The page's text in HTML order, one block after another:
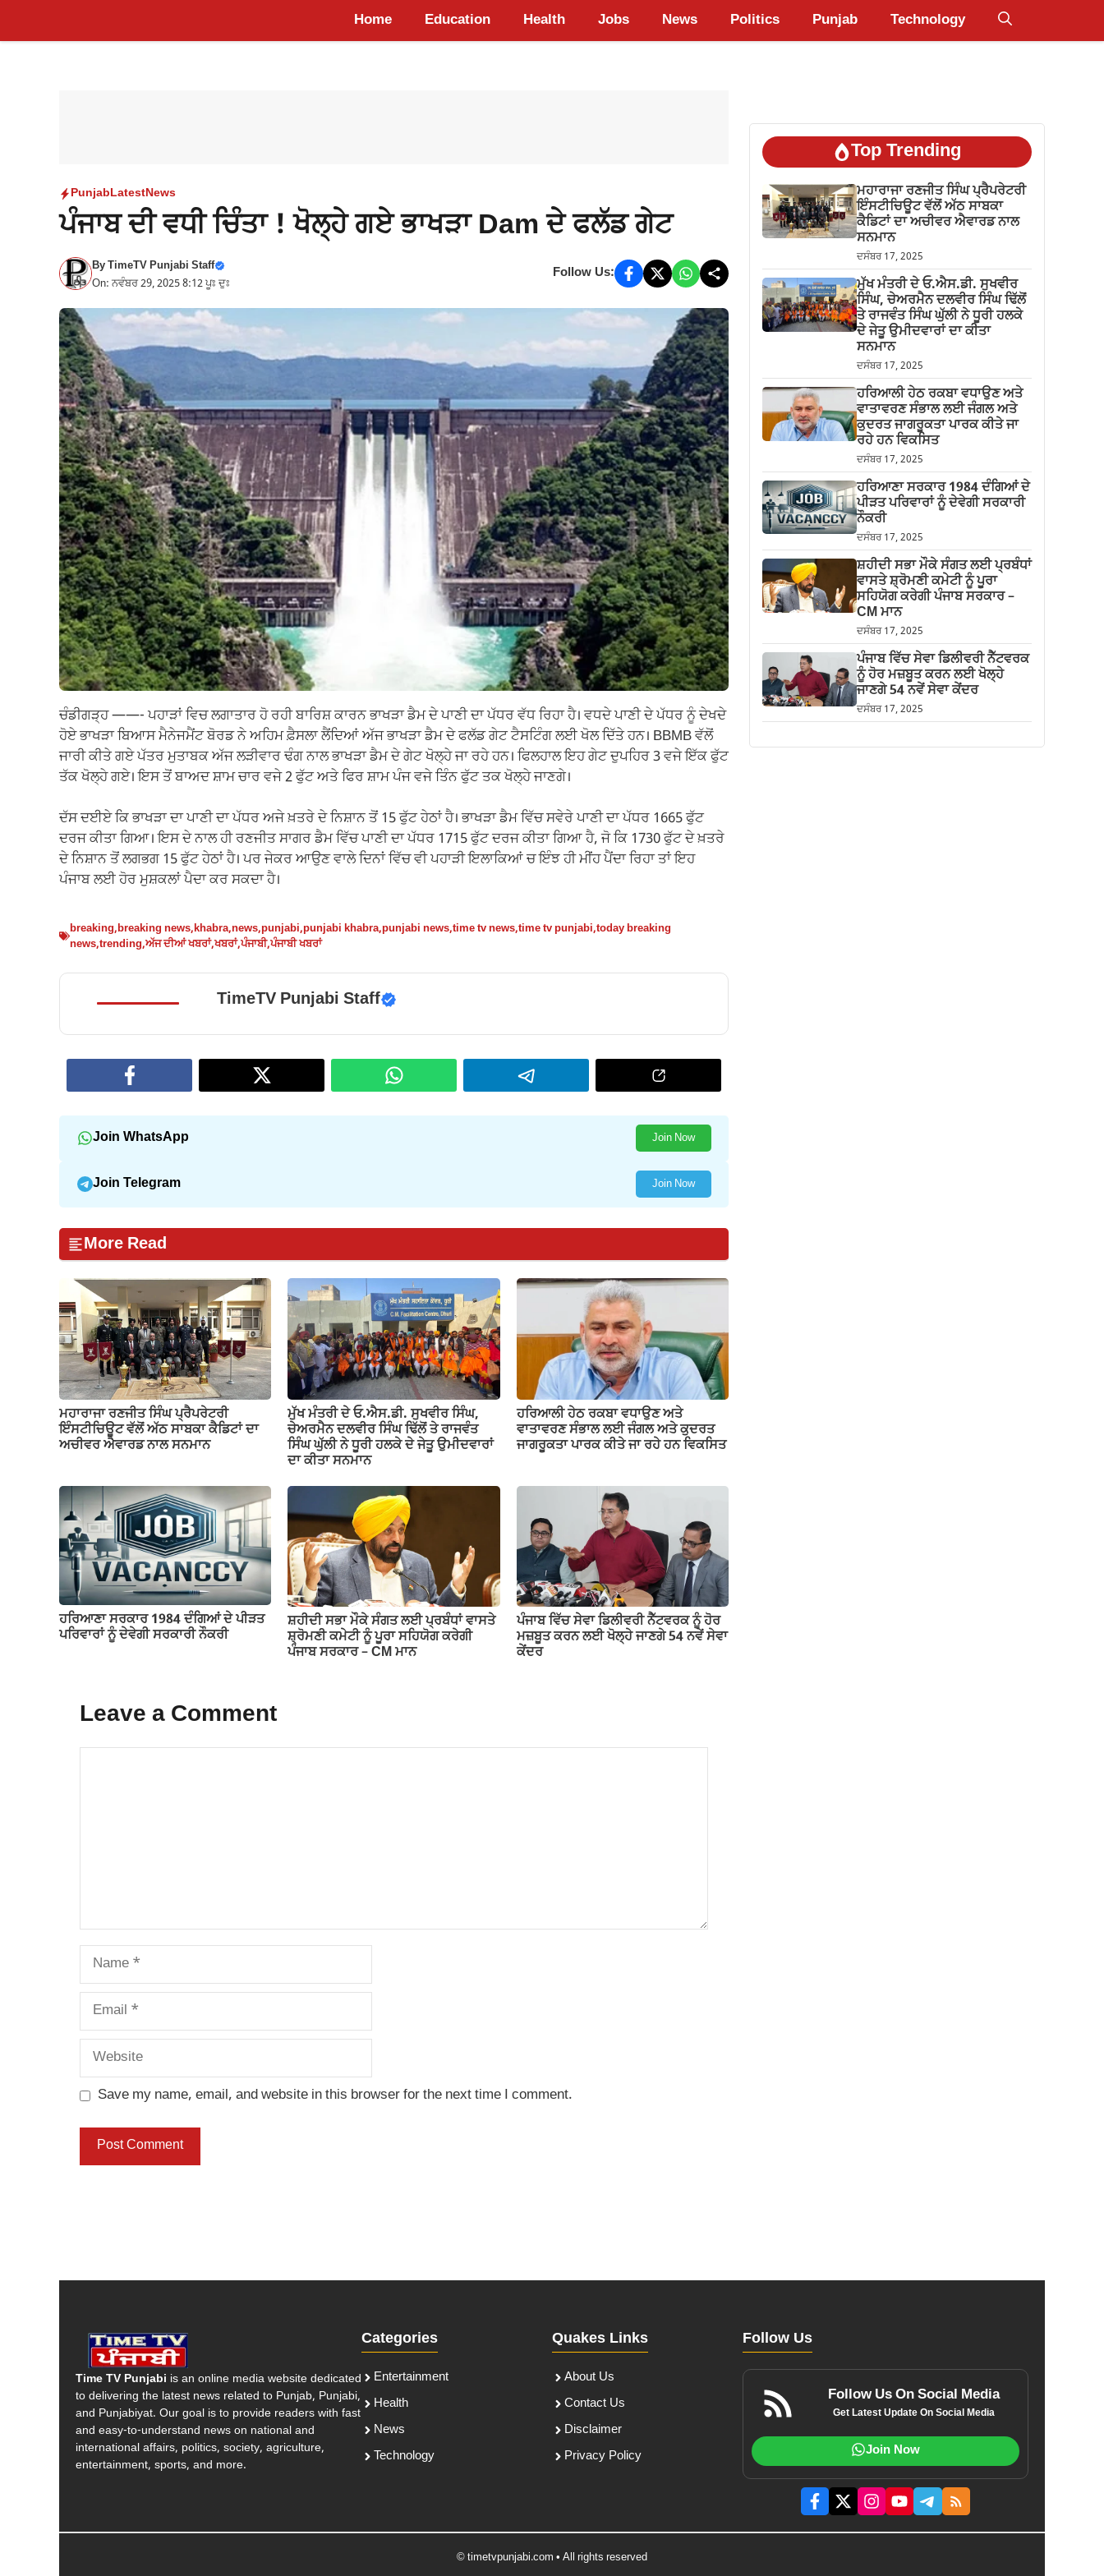
Home Education Health Jobs News Politics Punjab Technology
PunjabLatestNews
ਪੰਜਾਬ ਦੀ ਵਧੀ ਚਿੰਤਾ ! ਖੋਲ੍ਹੇ ਗਏ ਭਾਖੜਾ Dam ਦੇ ਫਲੱਡ ਗੇਟ
ByTimeTV Punjabi Staff
On: ਨਵੰਬਰ 29, 2025 8:12 ਪੂਃ ਦੁਃ
Follow Us:
ਚੰਡੀਗੜ੍ਹ ——- ਪਹਾੜਾਂ ਵਿਚ ਲਗਾਤਾਰ ਹੋ ਰਹੀ ਬਾਰਿਸ਼ ਕਾਰਨ ਭਾਖੜਾ ਡੈਮ ਦੇ ਪਾਣੀ ਦਾ ਪੱਧਰ ਵੱਧ ਰਿਹਾ ਹੈ। ਵਧਦੇ ਪਾਣੀ ਦੇ ਪੱਧਰ ਨੂੰ ਦੇਖਦੇ
ਹੋਏ ਭਾਖੜਾ ਬਿਆਸ ਮੈਨੇਜਮੈਂਟ ਬੋਰਡ ਨੇ ਅਹਿਮ ਫ਼ੈਸਲਾ ਲੈਂਦਿਆਂ ਅੱਜ ਭਾਖੜਾ ਡੈਮ ਦੇ ਫਲੱਡ ਗੇਟ ਟੈਸਟਿੰਗ ਲਈ ਖੋਲ ਦਿੱਤੇ ਹਨ। BBMB ਵੱਲੋਂ
ਜਾਰੀ ਕੀਤੇ ਗਏ ਪੱਤਰ ਮੁਤਾਬਕ ਅੱਜ ਲੜੀਵਾਰ ਢੰਗ ਨਾਲ ਭਾਖੜਾ ਡੈਮ ਦੇ ਗੇਟ ਖੋਲ੍ਹੇ ਜਾ ਰਹੇ ਹਨ। ਫਿਲਹਾਲ ਇਹ ਗੇਟ ਦੁਪਹਿਰ 3 ਵਜੇ ਇੱਕ ਫੁੱਟ
ਤੱਕ ਖੋਲ੍ਹੇ ਗਏ। ਇਸ ਤੋਂ ਬਾਅਦ ਸ਼ਾਮ ਚਾਰ ਵਜੇ 2 ਫੁੱਟ ਅਤੇ ਫਿਰ ਸ਼ਾਮ ਪੰਜ ਵਜੇ ਤਿੰਨ ਫੁੱਟ ਤਕ ਖੋਲ੍ਹੇ ਜਾਣਗੇ।
ਦੱਸ ਦਈਏ ਕਿ ਭਾਖੜਾ ਦਾ ਪਾਣੀ ਦਾ ਪੱਧਰ ਅਜੇ ਖ਼ਤਰੇ ਦੇ ਨਿਸ਼ਾਨ ਤੋਂ 15 ਫੁੱਟ ਹੇਠਾਂ ਹੈ। ਭਾਖੜਾ ਡੈਮ ਵਿੱਚ ਸਵੇਰੇ ਪਾਣੀ ਦਾ ਪੱਧਰ 1665 ਫੁੱਟ
ਦਰਜ ਕੀਤਾ ਗਿਆ। ਇਸ ਦੇ ਨਾਲ ਹੀ ਰਣਜੀਤ ਸਾਗਰ ਡੈਮ ਵਿੱਚ ਪਾਣੀ ਦਾ ਪੱਧਰ 1715 ਫੁੱਟ ਦਰਜ ਕੀਤਾ ਗਿਆ ਹੈ, ਜੋ ਕਿ 1730 ਫੁੱਟ ਦੇ ਖ਼ਤਰੇ
ਦੇ ਨਿਸ਼ਾਨ ਤੋਂ ਲਗਭਗ 15 ਫੁੱਟ ਹੇਠਾਂ ਹੈ। ਪਰ ਜੇਕਰ ਆਉਣ ਵਾਲੇ ਦਿਨਾਂ ਵਿੱਚ ਵੀ ਪਹਾੜੀ ਇਲਾਕਿਆਂ ਚ ਇੰਝ ਹੀ ਮੀਂਹ ਪੈਂਦਾ ਰਿਹਾ ਤਾਂ ਇਹ
ਪੰਜਾਬ ਲਈ ਹੋਰ ਮੁਸ਼ਕਲਾਂ ਪੈਦਾ ਕਰ ਸਕਦਾ ਹੈ।
breaking,breaking news,khabra,news,punjabi,punjabi khabra,punjabi news,time tv news,time tv punjabi,today breaking
news,trending,ਅੱਜ ਦੀਆਂ ਖਬਰਾਂ,ਖਬਰਾਂ,ਪੰਜਾਬੀ,ਪੰਜਾਬੀ ਖਬਰਾਂ
TimeTV Punjabi Staff
Join WhatsApp Join Now
Join Telegram Join Now
More Read
ਮਹਾਰਾਜਾ ਰਣਜੀਤ ਸਿੰਘ ਪ੍ਰੈਪਰੇਟਰੀ
ਇੰਸਟੀਚਿਊਟ ਵੱਲੋਂ ਅੱਠ ਸਾਬਕਾ ਕੈਡਿਟਾਂ ਦਾ
ਅਚੀਵਰ ਐਵਾਰਡ ਨਾਲ ਸਨਮਾਨ
ਮੁੱਖ ਮੰਤਰੀ ਦੇ ਓ.ਐਸ.ਡੀ. ਸੁਖਵੀਰ ਸਿੰਘ,
ਚੇਅਰਮੈਨ ਦਲਵੀਰ ਸਿੰਘ ਢਿੱਲੋਂ ਤੇ ਰਾਜਵੰਤ
ਸਿੰਘ ਘੁੱਲੀ ਨੇ ਧੂਰੀ ਹਲਕੇ ਦੇ ਜੇਤੂ ਉਮੀਦਵਾਰਾਂ
ਦਾ ਕੀਤਾ ਸਨਮਾਨ
ਹਰਿਆਲੀ ਹੇਠ ਰਕਬਾ ਵਧਾਉਣ ਅਤੇ
ਵਾਤਾਵਰਣ ਸੰਭਾਲ ਲਈ ਜੰਗਲ ਅਤੇ ਕੁਦਰਤ
ਜਾਗਰੂਕਤਾ ਪਾਰਕ ਕੀਤੇ ਜਾ ਰਹੇ ਹਨ ਵਿਕਸਿਤ
ਹਰਿਆਣਾ ਸਰਕਾਰ 1984 ਦੰਗਿਆਂ ਦੇ ਪੀੜਤ
ਪਰਿਵਾਰਾਂ ਨੂੰ ਦੇਵੇਗੀ ਸਰਕਾਰੀ ਨੌਕਰੀ
ਸ਼ਹੀਦੀ ਸਭਾ ਮੌਕੇ ਸੰਗਤ ਲਈ ਪ੍ਰਬੰਧਾਂ ਵਾਸਤੇ
ਸ਼੍ਰੋਮਣੀ ਕਮੇਟੀ ਨੂੰ ਪੂਰਾ ਸਹਿਯੋਗ ਕਰੇਗੀ
ਪੰਜਾਬ ਸਰਕਾਰ – CM ਮਾਨ
ਪੰਜਾਬ ਵਿੱਚ ਸੇਵਾ ਡਿਲੀਵਰੀ ਨੈੱਟਵਰਕ ਨੂੰ ਹੋਰ
ਮਜ਼ਬੂਤ ਕਰਨ ਲਈ ਖੋਲ੍ਹੇ ਜਾਣਗੇ 54 ਨਵੇਂ ਸੇਵਾ
ਕੇਂਦਰ
Leave a Comment
Name
Email
Website
Save my name, email, and website in this browser for the next time I comment.
Top Trending
ਮਹਾਰਾਜਾ ਰਣਜੀਤ ਸਿੰਘ ਪ੍ਰੈਪਰੇਟਰੀ
ਇੰਸਟੀਚਿਊਟ ਵੱਲੋਂ ਅੱਠ ਸਾਬਕਾ
ਕੈਡਿਟਾਂ ਦਾ ਅਚੀਵਰ ਐਵਾਰਡ ਨਾਲ
ਸਨਮਾਨ
ਦਸੰਬਰ 17, 2025
ਮੁੱਖ ਮੰਤਰੀ ਦੇ ਓ.ਐਸ.ਡੀ. ਸੁਖਵੀਰ
ਸਿੰਘ, ਚੇਅਰਮੈਨ ਦਲਵੀਰ ਸਿੰਘ ਢਿੱਲੋਂ
ਤੇ ਰਾਜਵੰਤ ਸਿੰਘ ਘੁੱਲੀ ਨੇ ਧੂਰੀ ਹਲਕੇ
ਦੇ ਜੇਤੂ ਉਮੀਦਵਾਰਾਂ ਦਾ ਕੀਤਾ
ਸਨਮਾਨ
ਦਸੰਬਰ 17, 2025
ਹਰਿਆਲੀ ਹੇਠ ਰਕਬਾ ਵਧਾਉਣ ਅਤੇ
ਵਾਤਾਵਰਣ ਸੰਭਾਲ ਲਈ ਜੰਗਲ ਅਤੇ
ਕੁਦਰਤ ਜਾਗਰੂਕਤਾ ਪਾਰਕ ਕੀਤੇ ਜਾ
ਰਹੇ ਹਨ ਵਿਕਸਿਤ
ਦਸੰਬਰ 17, 2025
ਹਰਿਆਣਾ ਸਰਕਾਰ 1984 ਦੰਗਿਆਂ ਦੇ
ਪੀੜਤ ਪਰਿਵਾਰਾਂ ਨੂੰ ਦੇਵੇਗੀ ਸਰਕਾਰੀ
ਨੌਕਰੀ
ਦਸੰਬਰ 17, 2025
ਸ਼ਹੀਦੀ ਸਭਾ ਮੌਕੇ ਸੰਗਤ ਲਈ ਪ੍ਰਬੰਧਾਂ
ਵਾਸਤੇ ਸ਼੍ਰੋਮਣੀ ਕਮੇਟੀ ਨੂੰ ਪੂਰਾ
ਸਹਿਯੋਗ ਕਰੇਗੀ ਪੰਜਾਬ ਸਰਕਾਰ –
CM ਮਾਨ
ਦਸੰਬਰ 17, 2025
ਪੰਜਾਬ ਵਿੱਚ ਸੇਵਾ ਡਿਲੀਵਰੀ ਨੈੱਟਵਰਕ
ਨੂੰ ਹੋਰ ਮਜ਼ਬੂਤ ਕਰਨ ਲਈ ਖੋਲ੍ਹੇ
ਜਾਣਗੇ 54 ਨਵੇਂ ਸੇਵਾ ਕੇਂਦਰ
ਦਸੰਬਰ 17, 2025
Time TV Punjabi is an online media website dedicated
to delivering the latest news related to Punjab, Punjabi,
and Punjabiyat. Our goal is to provide readers with fast
and easy-to-understand news on national and
international affairs, politics, society, agriculture,
entertainment, sports, and more.
Categories
Entertainment
Health
News
Technology
Quakes Links
About Us
Contact Us
Disclaimer
Privacy Policy
Follow Us
Follow Us On Social Media
Get Latest Update On Social Media
Join Now
© timetvpunjabi.com • All rights reserved